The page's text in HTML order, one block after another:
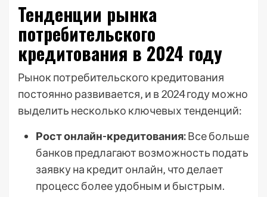
Тенденции рынка
потребительского
кредитования в 2024 году
Рынок потребительского кредитования
постоянно развивается‚ и в 2024 году можно
выделить несколько ключевых тенденций:
Рост онлайн-кредитования:Все больше
банков предлагают возможность подать
заявку на кредит онлайн‚ что делает
процесс более удобным и быстрым.